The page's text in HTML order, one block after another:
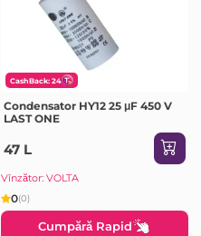
CashBack: 24
Condensator HY12 25 μF 450 V
LAST ONE
47 L
Vînzător: VOLTA
0(0)
Cumpără Rapid